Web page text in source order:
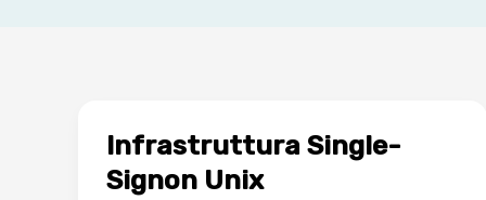
Infrastruttura Single-
Signon Unix